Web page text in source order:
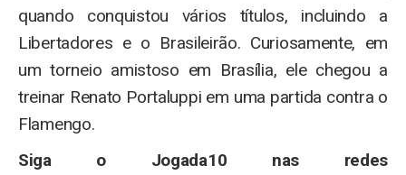
quando conquistou vários títulos, incluindo a
Libertadores e o Brasileirão. Curiosamente, em
um torneio amistoso em Brasília, ele chegou a
treinar Renato Portaluppi em uma partida contra o
Flamengo.
Siga o Jogada10 nas redes